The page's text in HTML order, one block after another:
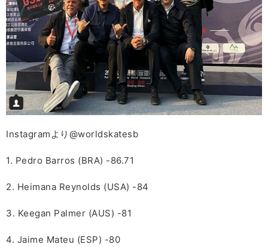
Instagramより@worldskatesb
1. Pedro Barros (BRA) -86.71
2. Heimana Reynolds (USA) -84
3. Keegan Palmer (AUS) -81
4. Jaime Mateu (ESP) -80